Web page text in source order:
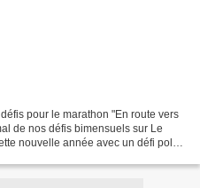
pour le marathon "En route vers
de nos défis bimensuels sur Le
nouvelle année avec un défi pola